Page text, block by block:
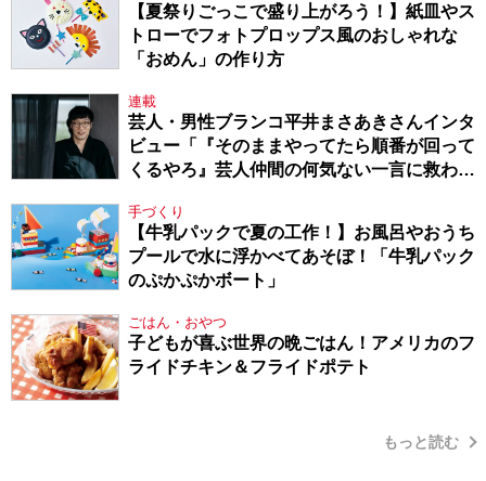
【夏祭りごっこで盛り上がろう！】紙皿やス
トローでフォトプロップス風のおしゃれな
「おめん」の作り方
連載
芸人・男性ブランコ平井まさあきさんインタ
ビュー「『そのままやってたら順番が回って
くるやろ』芸人仲間の何気ない一言に救われ
手づくり
【牛乳パックで夏の工作！】お風呂やおうち
プールで水に浮かべてあそぼ！「牛乳パック
のぷかぷかボート」
ごはん・おやつ
子どもが喜ぶ世界の晩ごはん！アメリカのフ
ライドチキン＆フライドポテト
もっと読む